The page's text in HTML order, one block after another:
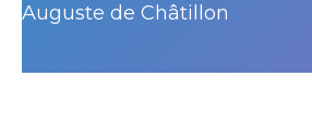
Auguste de Châtillon